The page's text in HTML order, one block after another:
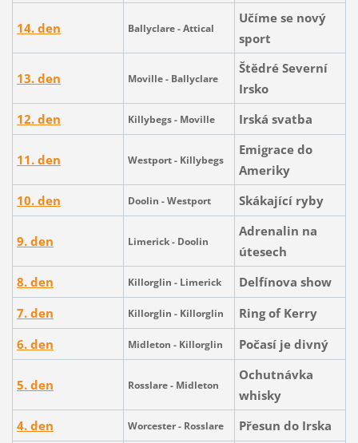
14. den Ballyclare - Attical
Učíme se nový
sport
13. den Moville - Ballyclare
Štědré Severní
Irsko
12. den
Killybegs - Moville Irská svatba
11. den Westport - Killybegs
Emigrace do
Ameriky
10. den
Doolin - Westport Skákající ryby
9. den Limerick - Doolin
Adrenalin na
útesech
8. den
Killorglin - Limerick
Delfínova show
7. den
Killorglin - Killorglin
Ring of Kerry
6. den
Midleton - Killorglin Počasí je divný
5. den Rosslare - Midleton
Ochutnávka
whisky
4. den
Worcester - Rosslare Přesun do Irska